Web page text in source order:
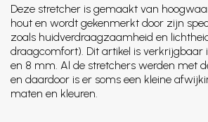
Deze stretcher is gemaakt van
hout en wordt gekenmerkt door zijn
zoals huidverdraagzaamheid en
draagcomfort). Dit artikel is verkrijgbaar
en 8 mm. Al de stretchers werden met
en daardoor is er soms een kleine
maten en kleuren.